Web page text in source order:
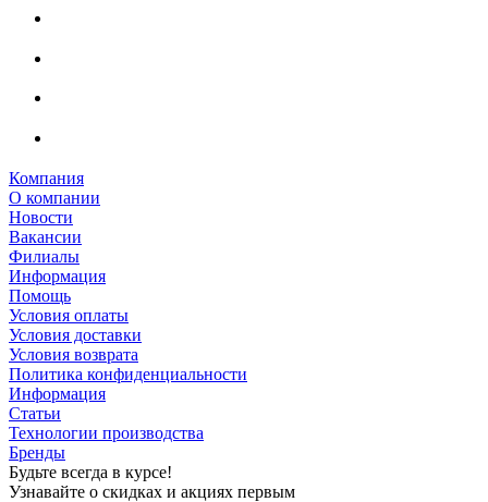
Компания
О компании
Новости
Вакансии
Филиалы
Информация
Помощь
Условия оплаты
Условия доставки
Условия возврата
Политика конфиденциальности
Информация
Статьи
Технологии производства
Бренды
Будьте всегда в курсе!
Узнавайте о скидках и акциях первым